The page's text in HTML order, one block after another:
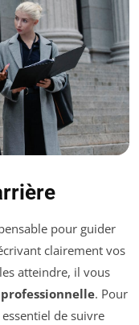
pour guider
clairement vos
atteindre, il vous
. Pour
de suivre